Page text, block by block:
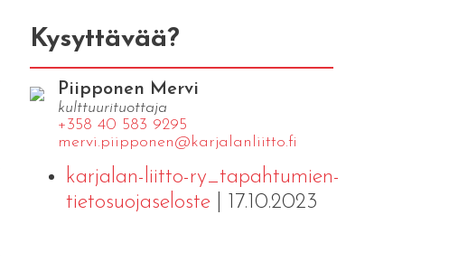
Kysyttävää?
Piipponen Mervi
kulttuurituottaja
+358 40 583 9295
mervi.​piipponen@​kar​jala​nlii​tto.​fi
karjalan-liitto-ry_tapahtumien-
tietosuojaseloste| 17.10.2023